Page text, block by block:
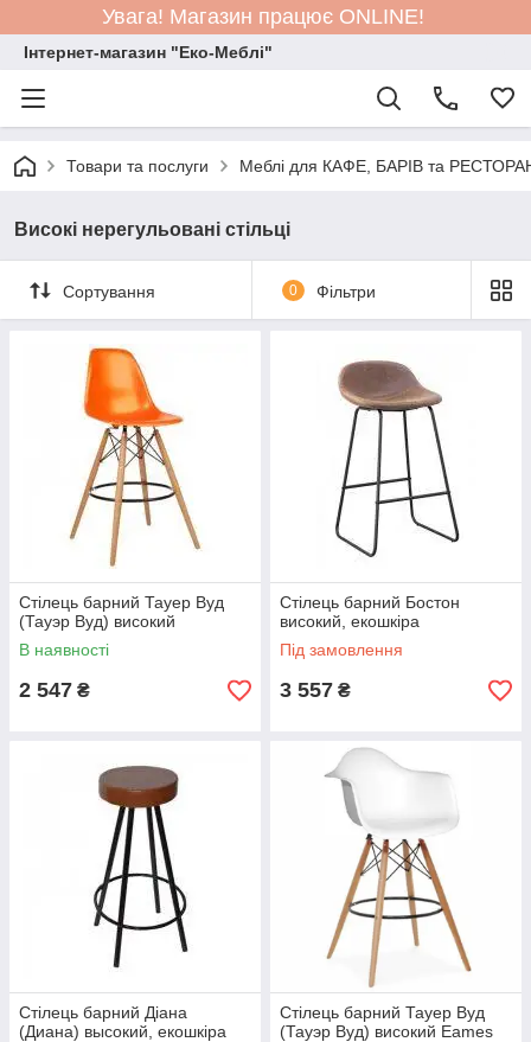
Увага! Магазин працює ONLINE!
Інтернет-магазин "Еко-Меблі"
Товари та послуги Меблі для КАФЕ, БАРІВ та
Високі нерегульовані стільці
Сортування 0 Фільтри
Стілець барний Тауер Вуд
(Тауэр Вуд) високий
В наявності
2 547 ₴
Стілець барний Бостон
високий, екошкіра
Під замовлення
3 557 ₴
Стілець барний Діана
(Диана) высокий, екошкіра
Стілець барний Тауер Вуд
(Тауэр Вуд) високий Eames